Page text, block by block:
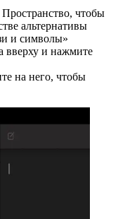
чтобы
альтернативы
и символы»
вверху и нажмите
на него, чтобы